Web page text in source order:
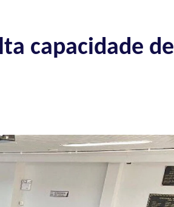
capacidade de